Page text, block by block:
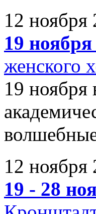
12 ноября
19 ноября
женского
19 ноября
12 ноября
19 - 28